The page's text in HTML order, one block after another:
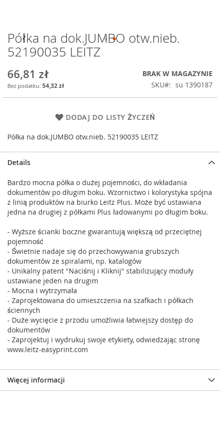
Przejdź
na
początek
Półka na dok.JUMBO otw.nieb.
52190035 LEITZ
66,81 zł
54,32 zł
BRAK W MAGAZYNIE
SKU
su 1390187
DODAJ DO LISTY ŻYCZEŃ
Półka na dok.JUMBO otw.nieb. 52190035 LEITZ
Details
Bardzo mocna półka o dużej pojemności, do wkładania
dokumentów po długim boku. Wzornictwo i kolorystyka spójna
z linią produktów na biurko Leitz Plus. Może być ustawiana
jedna na drugiej z półkami Plus ładowanymi po długim boku.
- Wyższe ścianki boczne gwarantują większą od przeciętnej
pojemność
- Świetnie nadaje się do przechowywania grubszych
dokumentów ze spiralami, np. katalogów
- Unikalny patent "Naciśnij i Kliknij" stabilizujący moduły
ustawiane jeden na drugim
- Mocna i wytrzymała
- Zaprojektowana do umieszczenia na szafkach i półkach
ściennych
- Duże wycięcie z przodu umożliwia łatwiejszy dostęp do
dokumentów
- Zaprojektuj i wydrukuj swoje etykiety, odwiedzając stronę
www.leitz-easyprint.com
Więcej informacji